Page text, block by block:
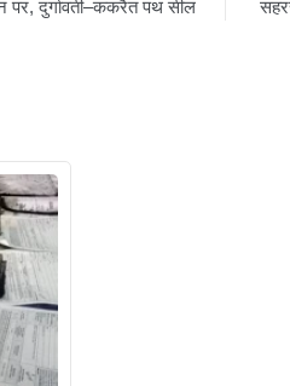
पर, दुर्गावती–ककरैत पथ सील